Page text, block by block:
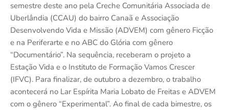
semestre deste ano pela Creche Comunitária Associada de
Uberlândia (CCAU) do bairro Canaã e Associação
Desenvolvendo Vida e Missão (ADVEM) com gênero Ficção
e na Periferarte e no ABC do Glória com gênero
“Documentário”. Na sequência, receberam o projeto a
Estação Vida e o Instituto de Formação Vamos Crescer
(IFVC). Para finalizar, de outubro a dezembro, o trabalho
acontecerá no Lar Espírita Maria Lobato de Freitas e ADVEM
com o gênero “Experimental”. Ao final de cada bimestre, os